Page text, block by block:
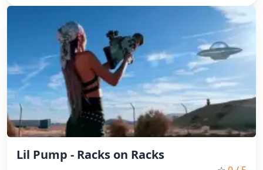
Lil Pump - Racks on Racks